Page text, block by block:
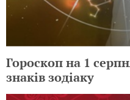
Гороскоп на 1
знаків зодіаку